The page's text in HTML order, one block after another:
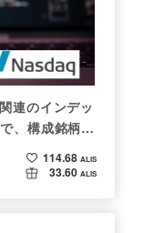
連のインデッ
、構成銘柄を
114.68 ALIS
33.60 ALIS